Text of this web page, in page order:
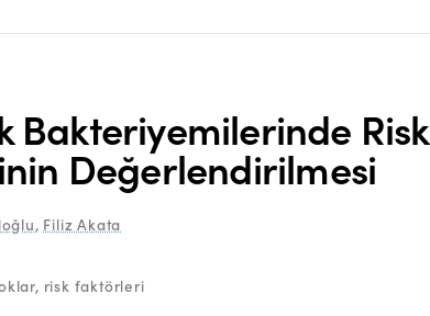
Bakteriyemilerinde Risk
Değerlendirilmesi
, Filiz Akata
risk faktörleri